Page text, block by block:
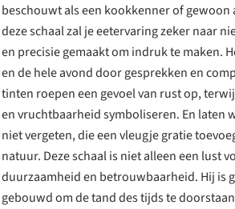
beschouwt als een kookkenner of
deze schaal zal je eetervaring zeker naar
en precisie gemaakt om indruk te maken.
en de hele avond door gesprekken en
tinten roepen een gevoel van rust op,
en vruchtbaarheid symboliseren. En laten
niet vergeten, die een vleugje gratie
natuur. Deze schaal is niet alleen een lust
duurzaamheid en betrouwbaarheid. Hij is
gebouwd om de tand des tijds te